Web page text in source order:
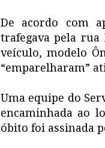
De acordo com
trafegava pela
veículo, modelo
“emparelharam”
Uma equipe do
encaminhada ao
óbito foi assinada